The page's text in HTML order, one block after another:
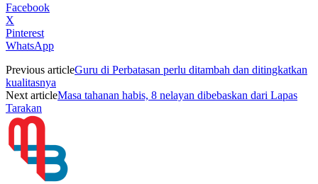
Facebook
X
Pinterest
WhatsApp
Previous articleGuru di Perbatasan perlu ditambah dan ditingkatkan
kualitasnya
Next articleMasa tahanan habis, 8 nelayan dibebaskan dari Lapas
Tarakan